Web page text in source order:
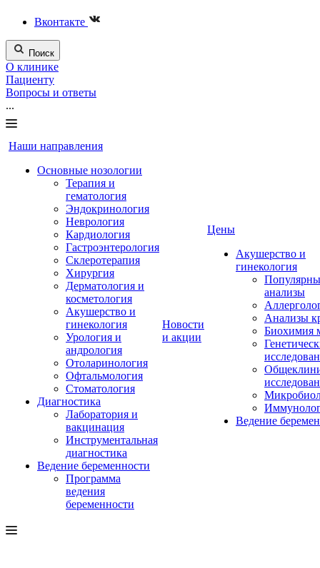
Вконтакте
Поиск
О клинике
Пациенту
Вопросы и ответы
...
Наши направления
Основные нозологии
Терапия и
гематология
Эндокринология
Неврология
Кардиология
Гастроэнтерология
Склеротерапия
Хирургия
Дерматология и
косметология
Акушерство и
гинекология
Урология и
андрология
Отоларинология
Офтальмология
Стоматология
Диагностика
Лаборатория и
вакцинация
Инструментальная
диагностика
Ведение беременности
Программа
ведения
беременности
Новости
и акции
Цены
Акушерство и
гинекология
анализы
Анализы
Биохимия
Ведение